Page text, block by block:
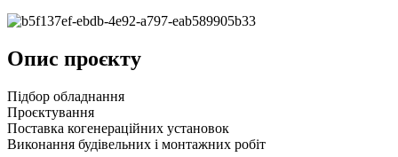
Опис проєкту
Підбор обладнання
Проєктування
Поставка когенераційних установок
Виконання будівельних і монтажних робіт